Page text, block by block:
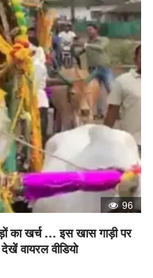
96
का खर्च … इस खास गाड़ी पर
वायरल वीडियो